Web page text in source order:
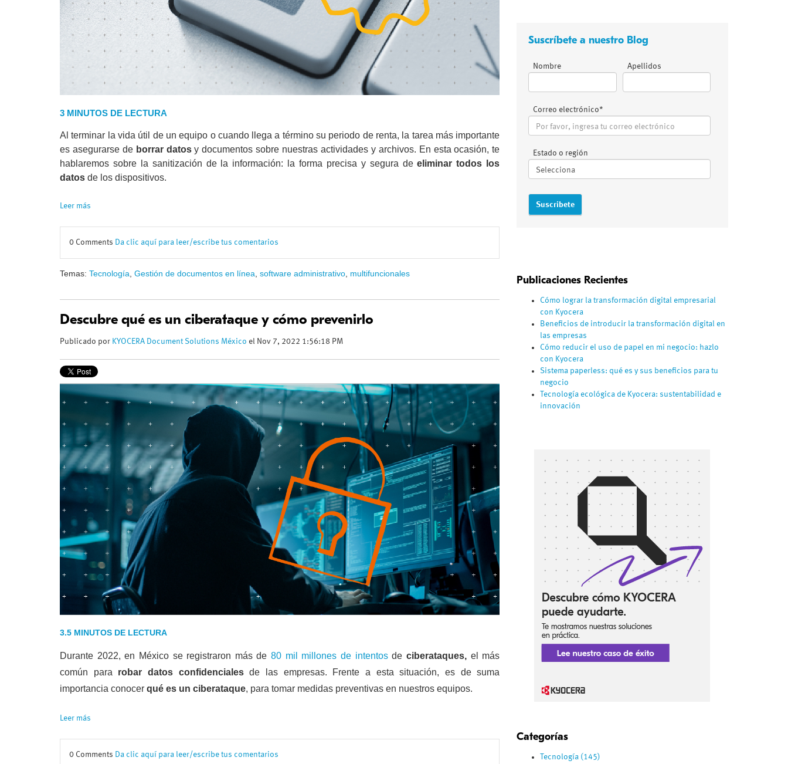
3 MINUTOS DE LECTURA
Al terminar la vida útil de un equipo o cuando llega a término su periodo de renta, la tarea más importante
es asegurarse de borrar datosy documentos sobre nuestras actividades y archivos. En esta ocasión, te
hablaremos sobre la sanitización de la información: la forma precisa y segura deeliminar todos los
datos de los dispositivos.
Leer más
0 Comments Da clic aquí para leer/escribe tus comentarios
Temas: Tecnología Gestión de documentos en línea software administrativo multifuncionales
Descubre qué es un ciberataque y cómo prevenirlo
Publicado por KYOCERA Document Solutions México el Nov 7, 2022 1:56:18 PM
3.5 MINUTOS DE LECTURA
Durante 2022, en México se registraron más de80 mil millones de intentosde ciberataques, el más
común para robar datos confidencialesde las empresas. Frente a esta situación, es de suma
importancia conocer qué es un ciberataque, para tomar medidas preventivas en nuestros equipos.
Leer más
0 Comments Da clic aquí para leer/escribe tus comentarios
Suscríbete a nuestro Blog
Nombre Apellidos
Correo electrónico*
Estado o región
Publicaciones Recientes
Cómo lograr la transformación digital empresarial
con Kyocera
Beneficios de introducir la transformación digital en
las empresas
Cómo reducir el uso de papel en mi negocio: hazlo
con Kyocera
Sistema paperless: qué es y sus beneficios para tu
negocio
Tecnología ecológica de Kyocera: sustentabilidad e
innovación
Categorías
Tecnología (145)